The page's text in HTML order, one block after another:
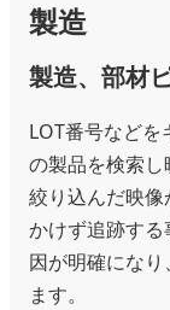
製造
製造、部材
LOT番号など
の製品を検索し
絞り込んだ映
かけず追跡す
因が明確にな
ます。